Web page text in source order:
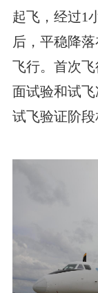
起飞，经过1
后，平稳降
飞行。首次
面试验和试
试飞验证阶段